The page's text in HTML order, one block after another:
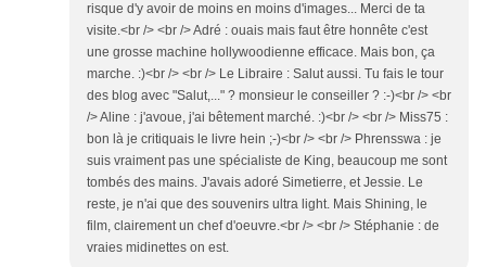
risque d'y avoir de moins en moins d'images... Merci de ta
visite.<br /> <br /> Adré : ouais mais faut être honnête c'est
une grosse machine hollywoodienne efficace. Mais bon, ça
marche. :)<br /> <br /> Le Libraire : Salut aussi. Tu fais le tour
des blog avec "Salut,..." ? monsieur le conseiller ? :-)<br /> <br
/> Aline : j'avoue, j'ai bêtement marché. :)<br /> <br /> Miss75 :
bon là je critiquais le livre hein ;-)<br /> <br /> Phrensswa : je
suis vraiment pas une spécialiste de King, beaucoup me sont
tombés des mains. J'avais adoré Simetierre, et Jessie. Le
reste, je n'ai que des souvenirs ultra light. Mais Shining, le
film, clairement un chef d'oeuvre.<br /> <br /> Stéphanie : de
vraies midinettes on est.